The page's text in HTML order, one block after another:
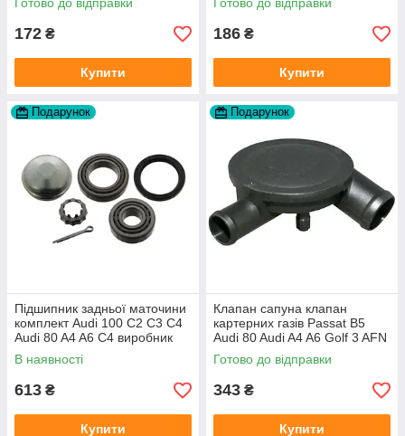
Готово до відправки
172 ₴
Купити
Готово до відправки
186 ₴
Купити
Подарунок
Підшипник задньої маточини
комплект Audi 100 C2 C3 C4
Audi 80 A4 A6 C4 виробник
FAG
В наявності
613 ₴
Купити
Подарунок
Клапан сапуна клапан
картерних газів Passat B5
Audi 80 Audi A4 A6 Golf 3 AFN
1Y AAZ 1Z AFF AEY AAZ AHB
AHU
Готово до відправки
343 ₴
Купити